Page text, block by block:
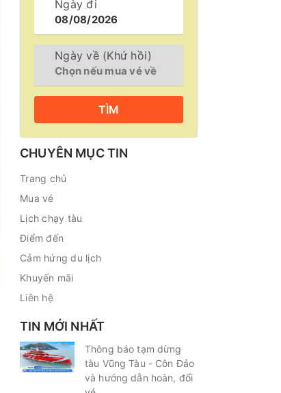
Ngày đi
Ngày về (Khứ hồi)
TÌM
CHUYÊN MỤC TIN
Trang chủ
Mua vé
Lịch chạy tàu
Điểm đến
Cảm hứng du lịch
Khuyến mãi
Liên hệ
TIN MỚI NHẤT
Thông báo tạm dừng
tàu Vũng Tàu - Côn Đảo
và hướng dẫn hoàn, đổi